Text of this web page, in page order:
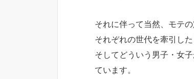
それに伴って当然、モテ
それぞれの世代を牽引した
そしてどういう男子・女
ています。